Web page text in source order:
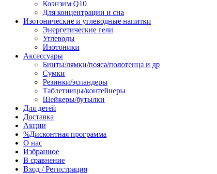
Коэнзим Q10
Для концентрации и сна
Изотонические и углеводные напитки
Энергетические гели
Углеводы
Изотоники
Аксессуары
Бинты/лямки/пояса/полотенца и др
Сумки
Резинки/эспандеры
Таблетницы/контейнеры
Шейкеры/бутылки
Для детей
Доставка
Акции
%Дисконтная программа
О нас
Избранное
В сравнение
Вход / Регистрация